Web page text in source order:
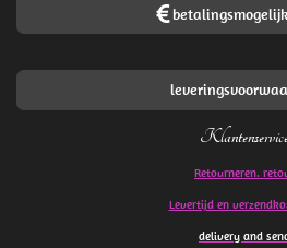
Retourneren.
Levertijd en
delivery and